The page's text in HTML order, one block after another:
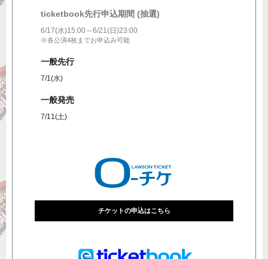
チケットの申込は終了しました
三代目 J SOUL BROTHERS OFFICIAL FAN CLUB
GENERATIONS OFFICIAL FAN CLUB
FANTASTICS OFFICIAL FAN CLUB
KID PHENOMENON OFFICIAL FAN CLUB
THE JET BOY BANGERZ OFFICIAL FAN CLUB
WOLF HOWL HARMONY OFFICIAL FAN CLUB
EXILE OFFICIAL FAN CLUB先行抽選予約
GENERATIONS OFFICIAL FAN CLUB
先行抽選予約
THE RAMPAGE OFFICIAL FAN CLUB
先行抽選予約
THE RAMPAGE GLOBAL OFFICIAL FAN CLUB
先行抽選予約
FANTASTICS OFFICIAL FAN CLUB先行抽選予約
ticketbook先行申込期間 (抽選)
6/17(水)15:00～6/21(日)23:00
※各公演4枚までお申込み可能
一般先行
7/1(水)
一般発売
7/11(土)
チケットの申込はこちら